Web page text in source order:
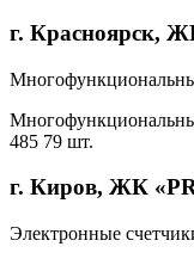
г. Красноярск,
485 79 шт.
г. Киров, ЖК
Электронные